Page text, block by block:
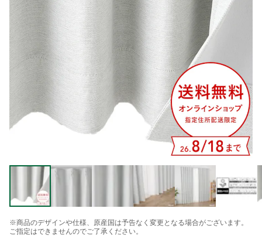
※商品のデザインや仕様、原産国は予告なく変更となる場合がございます。
ご指定はできませんのでご了承ください。